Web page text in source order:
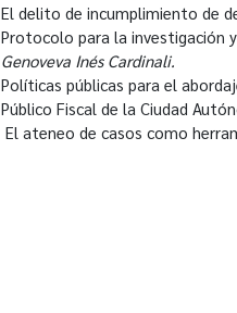
El delito de incumplimiento de
Protocolo para la investigación
Genoveva Inés Cardinali.
Políticas públicas para el
Público Fiscal de la Ciudad
El ateneo de casos como